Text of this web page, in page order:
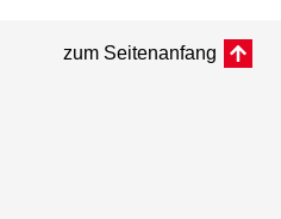
zum Seitenanfang